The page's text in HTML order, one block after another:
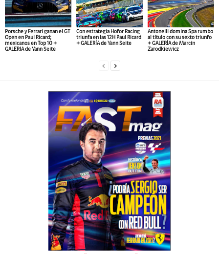
Porsche y Ferrari ganan el GT
Open en Paul Ricard;
mexicanos en Top 10 +
GALERIA de Yann Seite
Con estrategia Hofor Racing
triunfa en las 12H Paul Ricard
+ GALERÍA de Yann Seite
Antonelli domina Spa rumbo
al título con su sexto triunfo
+ GALERÍA de Marcin
Zarodkiewicz